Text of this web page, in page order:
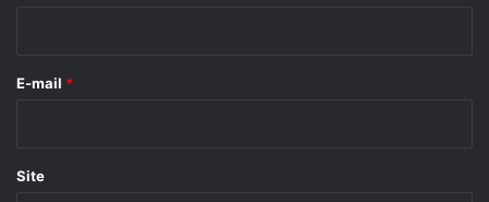
*
E-mail *
Site